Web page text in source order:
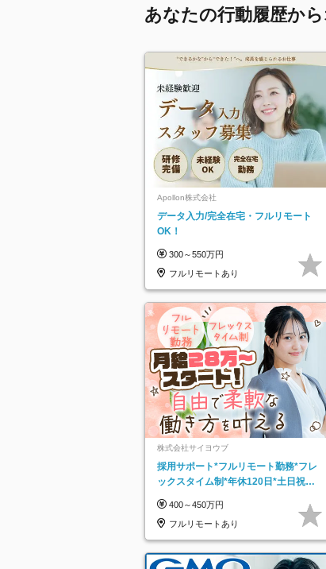
あなたの行動履歴か
Apollon株式会社
データ入力/完全在宅・フルリモート
OK！
300～550万円
フルリモートあり
株式会社サイヨウブ
採用サポート*フルリモート勤務*フレ
ックスタイム制*年休120日*土日祝休
400～450万円
フルリモートあり